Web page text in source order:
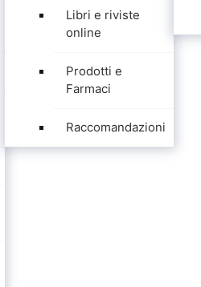
Libri e riviste
online
Prodotti e
Farmaci
Raccomandazioni